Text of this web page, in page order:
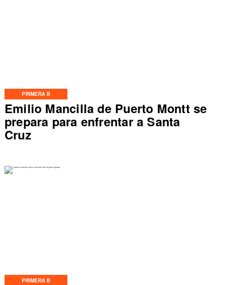
PRIMERA B
Emilio Mancilla de Puerto Montt se
prepara para enfrentar a Santa
Cruz
PRIMERA B